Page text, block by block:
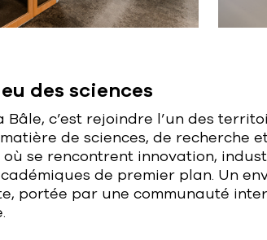
des sciences
Bâle, c’est rejoindre l’un des
de sciences, de recherche
se rencontrent innovation,
de premier plan. Un
portée par une communauté